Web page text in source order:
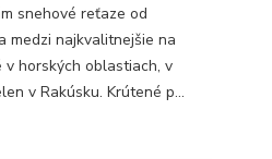
snehové reťaze od
medzi najkvalitnejšie na
v horských oblastiach, v
v Rakúsku. Krútené p...